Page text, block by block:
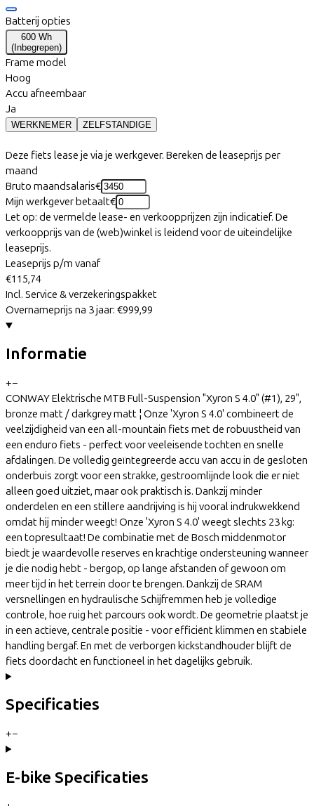
Batterij opties
600 Wh
( Inbegrepen)
Frame model
Hoog
Accu afneembaar
Ja
WERKNEMER ZELFSTANDIGE
Deze fiets lease je via je werkgever. Bereken de leaseprijs per
maand
Bruto maandsalaris€
Mijn werkgever betaalt€
Let op: de vermelde lease- en verkoopprijzen zijn indicatief. De
verkoopprijs van de (web)winkel is leidend voor de uiteindelijke
leaseprijs.
Leaseprijs p/m vanaf
€115,74
Incl. Service & verzekeringspakket
Overnameprijs na 3 jaar: €999,99
Informatie
+−
CONWAY Elektrische MTB Full-Suspension "Xyron S 4.0" (#1), 29",
bronze matt / darkgrey matt ¦ Onze 'Xyron S 4.0' combineert de
veelzijdigheid van een all-mountain fiets met de robuustheid van
een enduro fiets - perfect voor veeleisende tochten en snelle
afdalingen. De volledig geïntegreerde accu van accu in de gesloten
onderbuis zorgt voor een strakke, gestroomlijnde look die er niet
alleen goed uitziet, maar ook praktisch is. Dankzij minder
onderdelen en een stillere aandrijving is hij vooral indrukwekkend
omdat hij minder weegt! Onze 'Xyron S 4.0' weegt slechts 23 kg:
een topresultaat! De combinatie met de Bosch middenmotor
biedt je waardevolle reserves en krachtige ondersteuning wanneer
je die nodig hebt - bergop, op lange afstanden of gewoon om
meer tijd in het terrein door te brengen. Dankzij de SRAM
versnellingen en hydraulische Schijfremmen heb je volledige
controle, hoe ruig het parcours ook wordt. De geometrie plaatst je
in een actieve, centrale positie - voor efficiënt klimmen en stabiele
handling bergaf. En met de verborgen kickstandhouder blijft de
fiets doordacht en functioneel in het dagelijks gebruik.
Specificaties
+−
E-bike Specificaties